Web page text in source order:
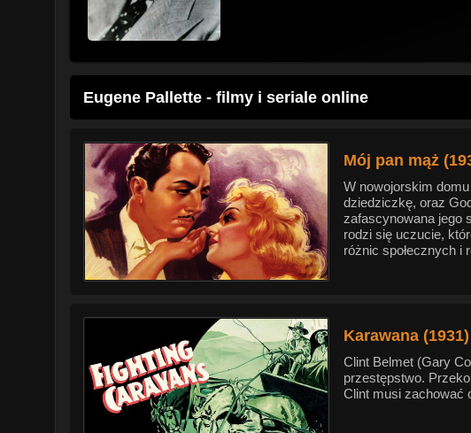
Eugene Pallette - filmy i seriale online
Mój pan mąż
W nowojorskim
dziedziczkę, oraz
zafascynowana jego
rodzi się uczucie,
różnic społecznych i
Karawana (1931)
Clint Belmet (Gary
przestępstwo.
Clint musi zachować